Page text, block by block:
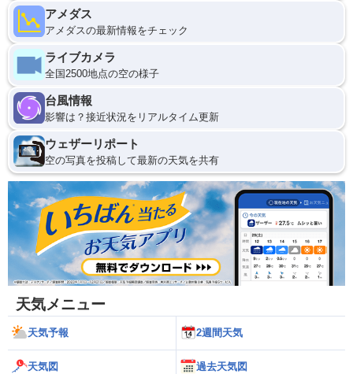
アメダス
アメダスの最新情報をチェック
ライブカメラ
全国2500地点の空の様子
台風情報
影響は？接近状況をリアルタイム更新
ウェザーリポート
空の写真を投稿して最新の天気を共有
天気メニュー
天気予報 2週間天気
天気図 過去天気図